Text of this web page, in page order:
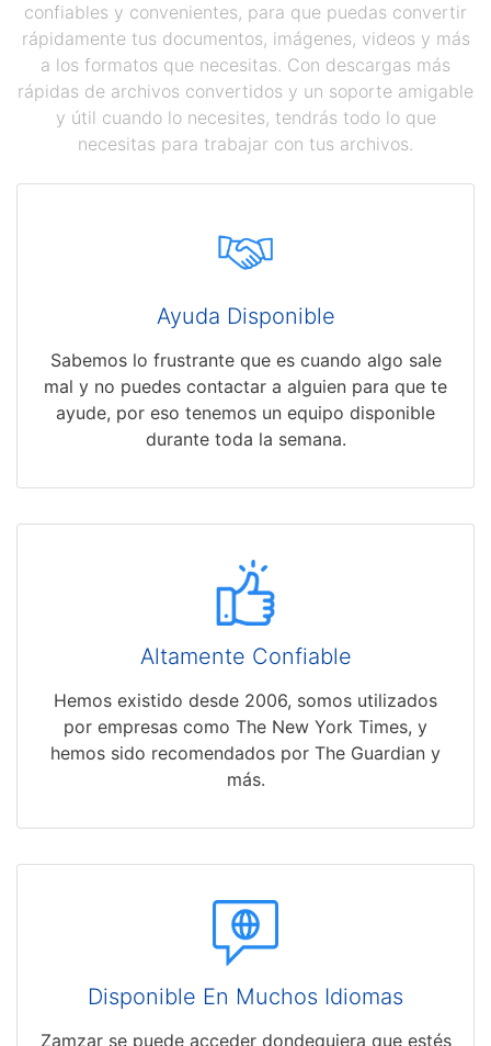
confiables y convenientes, para que puedas convertir
rápidamente tus documentos, imágenes, videos y más
a los formatos que necesitas. Con descargas más
rápidas de archivos convertidos y un soporte amigable
y útil cuando lo necesites, tendrás todo lo que
necesitas para trabajar con tus archivos.
Ayuda Disponible
Sabemos lo frustrante que es cuando algo sale
mal y no puedes contactar a alguien para que te
ayude, por eso tenemos un equipo disponible
durante toda la semana.
Altamente Confiable
Hemos existido desde 2006, somos utilizados
por empresas como The New York Times, y
hemos sido recomendados por The Guardian y
más.
Disponible En Muchos Idiomas
Zamzar se puede acceder dondequiera que estés